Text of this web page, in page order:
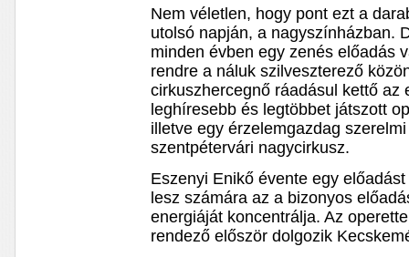
Nem véletlen, hogy pont ezt a
utolsó napján, a nagyszínházban.
minden évben egy zenés előadás
rendre a náluk szilveszterező
cirkuszhercegnő ráadásul kettő az
leghíresebb és legtöbbet játszott
illetve egy érzelemgazdag
szentpétervári nagycirkusz.
Eszenyi Enikő évente egy
lesz számára az a bizonyos
energiáját koncentrálja. Az
rendező először dolgozik